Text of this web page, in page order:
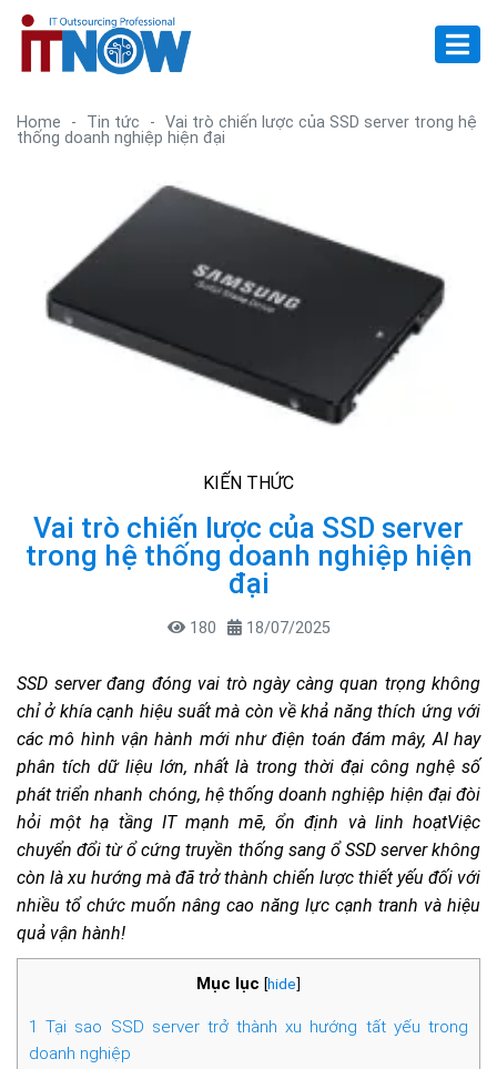
Home - Tin tức - Vai trò chiến lược của SSD server trong hệ
thống doanh nghiệp hiện đại
KIẾN THỨC
Vai trò chiến lược của SSD server
trong hệ thống doanh nghiệp hiện
đại
180 18/07/2025
SSD server đang đóng vai trò ngày càng quan trọng không
chỉ ở khía cạnh hiệu suất mà còn về khả năng thích ứng với
các mô hình vận hành mới như điện toán đám mây, AI hay
phân tích dữ liệu lớn, nhất là trong thời đại công nghệ số
phát triển nhanh chóng, hệ thống doanh nghiệp hiện đại đòi
hỏi một hạ tầng IT mạnh mẽ, ổn định và linh hoạtViệc
chuyển đổi từ ổ cứng truyền thống sang ổ SSD server không
còn là xu hướng mà đã trở thành chiến lược thiết yếu đối với
nhiều tổ chức muốn nâng cao năng lực cạnh tranh và hiệu
quả vận hành!
Mục lục [hide]
1 Tại sao SSD server trở thành xu hướng tất yếu trong
doanh nghiệp